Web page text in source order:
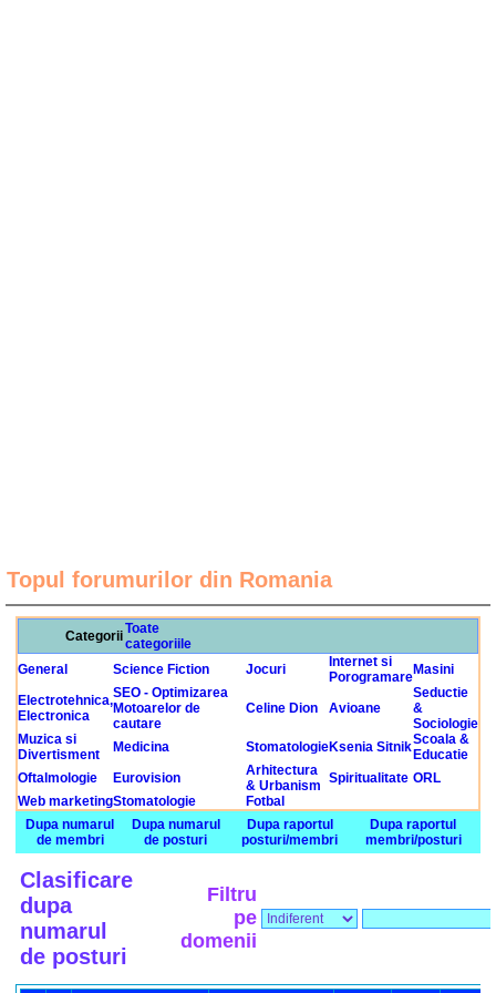
Topul forumurilor din Romania
CategoriiToate
categoriile
General
Science Fiction Jocuri
Internet si
PorogramareMasini
Electrotehnica,
Electronica
SEO - Optimizarea
Motoarelor de
cautare
Celine Dion Avioane
Seductie
&
Sociologie
Muzica si
Divertisment
Medicina StomatologieKsenia SitnikScoala &
Educatie
Oftalmologie
Eurovision
Arhitectura
& Urbanism Spiritualitate ORL
Web marketingStomatologie
Fotbal
Dupa numarul
de membri
Dupa numarul
de posturi
Dupa raportul
posturi/membri
Dupa raportul
membri/posturi
Clasificare
dupa
numarul
de posturi
Filtru
pe
domenii